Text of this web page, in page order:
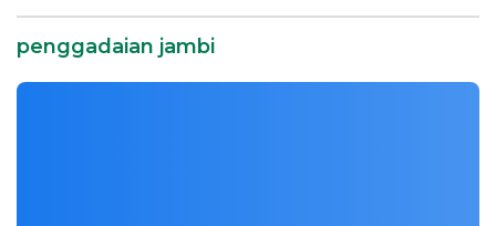
penggadaian jambi